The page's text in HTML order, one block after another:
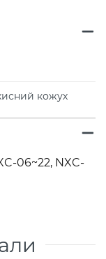
кожух
06~22, NXC-